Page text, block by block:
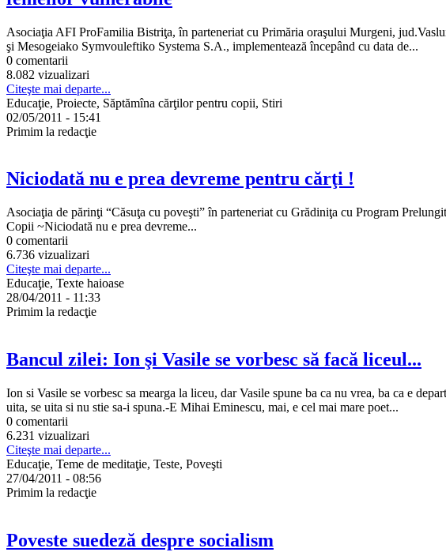
Asociaţia AFI ProFamilia Bistriţa, în parteneriat cu Primăria oraşului Murgeni,
şi Mesogeiako Symvouleftiko Systema S.A., implementează începând cu data de...
0 comentarii
8.082 vizualizari
Citeşte mai departe...
Educaţie, Proiecte, Săptămîna cărţilor pentru copii, Stiri
02/05/2011 - 15:41
Primim la redacţie
Niciodată nu e prea devreme pentru cărţi !
Asociaţia de părinţi “Căsuţa cu poveşti” în parteneriat cu Grădiniţa cu Program
Copii ~Niciodată nu e prea devreme...
0 comentarii
6.736 vizualizari
Citeşte mai departe...
Educaţie, Texte haioase
28/04/2011 - 11:33
Primim la redacţie
Bancul zilei: Ion şi Vasile se vorbesc să facă liceul...
Ion si Vasile se vorbesc sa mearga la liceu, dar Vasile spune ba ca nu vrea, ba ca e
uita, se uita si nu stie sa-i spuna.-E Mihai Eminescu, mai, e cel mai mare poet...
0 comentarii
6.231 vizualizari
Citeşte mai departe...
Educaţie, Teme de meditaţie, Teste, Poveşti
27/04/2011 - 08:56
Primim la redacţie
Poveste suedeză despre socialism